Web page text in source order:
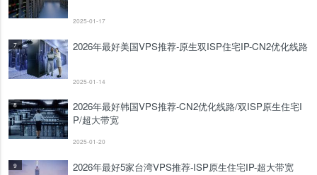
2025-01-17
7 2026年最好美国VPS推荐-原生双ISP住宅IP-CN2优化线路
2025-01-14
8
2026年最好韩国VPS推荐-CN2优化线路/双ISP原生住宅I
P/超大带宽
2025-01-20
9 2026年最好5家台湾VPS推荐-ISP原生住宅IP-超大带宽